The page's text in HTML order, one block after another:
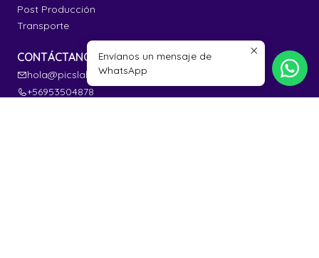
Post Producción
Transporte
CONTÁCTANOS
hola@picslabstore.cl
+56953504878
Envíanos un mensaje de
WhatsApp